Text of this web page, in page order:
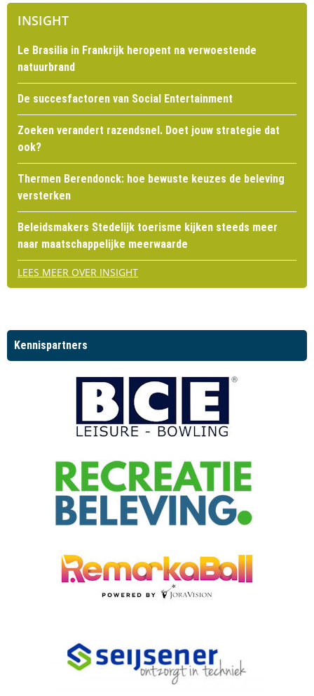
INSIGHT
Le Brasilia in Frankrijk heropent na verwoestende
natuurbrand
De succesfactoren van Social Entertainment
Zoeken verandert razendsnel. Doet jouw strategie dat
ook?
Thermen Berendonck: hoe bewuste keuzes de beleving
versterken
Beleidsmakers Stedelijk toerisme kijken steeds meer
naar maatschappelijke meerwaarde
LEES MEER OVER INSIGHT
Kennispartners